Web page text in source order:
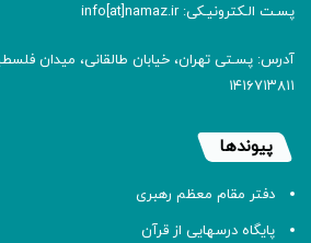
پسـت الـکترونیـکی: info[at]namaz.ir
۱۴۱۶۷۱۳۸۱۱
پیوندها
دفتر مقام معظم رهبری
پایگاه درسهایی از قرآن